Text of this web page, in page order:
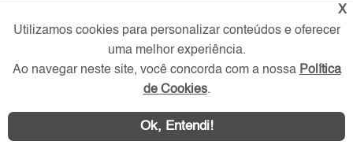
Verificada por
Redes Sociais
X
Utilizamos cookies para personalizar conteúdos e oferecer
uma melhor experiência.
Ao navegar neste site, você concorda com a nossa Política
de Cookies.
Ok, Entendi!